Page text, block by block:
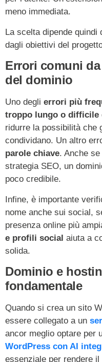
meno immediata.
La scelta dipende
dagli obiettivi del
Errori comuni
del dominio
Uno degli errori più
troppo lungo o difficile
ridurre la possibilità che
condividano. Un altro
parole chiave. Anche
strategia SEO, un
poco credibile.
Infine, è importante
nome anche sui social,
presenza online più
e profili social aiuta a
solida.
Dominio e
fondamentale
Quando si crea un sito
essere collegato a un
ancor meglio optare per
WordPress con AI
essenziale per rendere